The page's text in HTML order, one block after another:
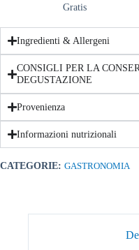
Gratis
Ingredienti & Allergeni
CONSIGLI PER LA
DEGUSTAZIONE
Provenienza
Informazioni nutrizionali
CATEGORIE: GASTRONOMIA